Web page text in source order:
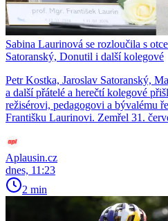
Sabina Laurinová se rozloučila s
Satoranský, Donutil i další kolegové
Petr Kostka, Jaroslav Satoranský,
a další přátelé a herečtí kolegové
režisérovi, pedagogovi a bývalému
Františku Laurinovi. Zemřel 31.
Aplausin.cz
dnes, 11:23
2 min